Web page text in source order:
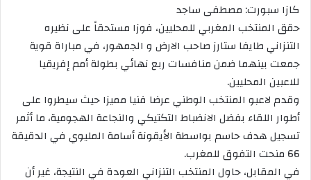
كازا سبورت: مصطفى ساجد
حقق المنتخب المغربي للمحليين، فوزا مستحقاً على نظيره
التنزاني طايفا ستارز صاحب الارض و الجمهور، في مباراة قوية
جمعت بينهما ضمن منافسات ربع نهائي بطولة أمم إفريقيا
للاعبين المحليين.
وقدم لاعبو المنتخب الوطني عرضا فنيا مميزا حيث سيطروا على
أطوار اللقاء بفضل الانضباط التكتيكي والنجاعة الهجومية، ما أثمر
تسجيل هدف حاسم بواسطة الأيقونة أسامة المليوي في الدقيقة
66 منحت التفوق للمغرب.
في المقابل، حاول المنتخب التنزاني العودة في النتيجة، غير أن